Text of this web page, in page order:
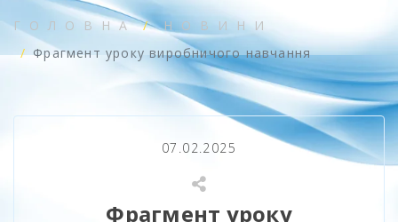
ГОЛОВНА
НОВИНИ
Фрагмент уроку виробничого навчання
07.02.2025
Фрагмент уроку